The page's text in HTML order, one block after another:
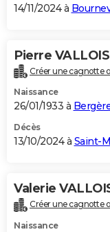
14/11/2024 à
Pierre VALLOIS
Créer une cagnotte
Naissance
26/01/1933 à
Décès
13/10/2024 à Saint-
Valerie
Créer une cagnotte
Naissance